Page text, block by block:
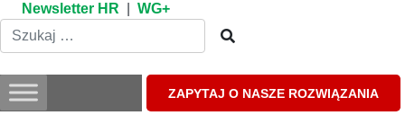
Newsletter HR WG+
ZAPYTAJ O NASZE ROZWIĄZANIA